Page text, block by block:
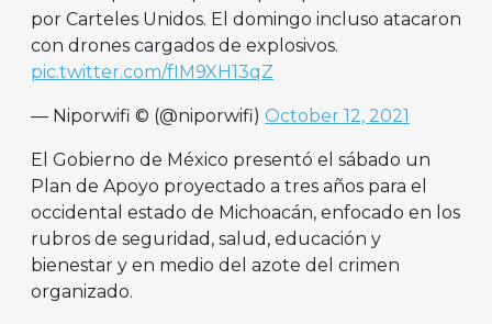
por Carteles Unidos. El domingo incluso atacaron
con drones cargados de explosivos.
pic.twitter.com/fIM9XH13qZ
— Niporwifi © (@niporwifi) October 12, 2021
El Gobierno de México presentó el sábado un
Plan de Apoyo proyectado a tres años para el
occidental estado de Michoacán, enfocado en los
rubros de seguridad, salud, educación y
bienestar y en medio del azote del crimen
organizado.